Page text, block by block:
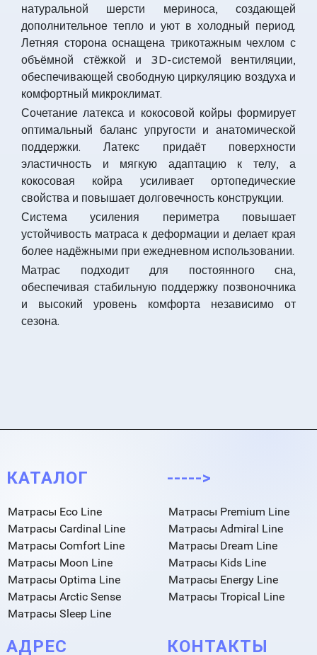
натуральной шерсти мериноса, создающей
дополнительное тепло и уют в холодный период.
Летняя сторона оснащена трикотажным чехлом с
объёмной стёжкой и 3D-системой вентиляции,
обеспечивающей свободную циркуляцию воздуха и
комфортный микроклимат.
Сочетание латекса и кокосовой койры формирует
оптимальный баланс упругости и анатомической
поддержки. Латекс придаёт поверхности
эластичность и мягкую адаптацию к телу, а
кокосовая койра усиливает ортопедические
свойства и повышает долговечность конструкции.
Система усиления периметра повышает
устойчивость матраса к деформации и делает края
более надёжными при ежедневном использовании.
Матрас подходит для постоянного сна,
обеспечивая стабильную поддержку позвоночника
и высокий уровень комфорта независимо от
сезона.
КАТАЛОГ
Матрасы Eco Line
Матрасы Cardinal Line
Матрасы Comfort Line
Матрасы Moon Line
Матрасы Optima Line
Матрасы Arctic Sense
Матрасы Sleep Line
----->
Матрасы Premium Line
Матрасы Admiral Line
Матрасы Dream Line
Матрасы Kids Line
Матрасы Energy Line
Матрасы Tropical Line
АДРЕС КОНТАКТЫ